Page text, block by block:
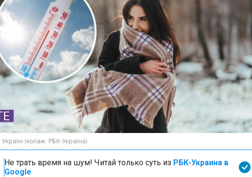
Україні (колаж: РБК-Україна)
Не трать время на шум! Читай только суть из РБК-Украина в
Google